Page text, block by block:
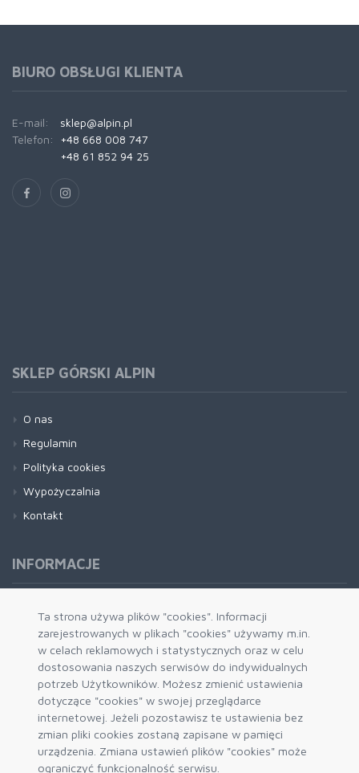
Ta strona używa plików "cookies". Informacji
zarejestrowanych w plikach "cookies" używamy m.in.
w celach reklamowych i statystycznych oraz w celu
dostosowania naszych serwisów do indywidualnych
potrzeb Użytkowników. Możesz zmienić ustawienia
dotyczące "cookies" w swojej przeglądarce
internetowej. Jeżeli pozostawisz te ustawienia bez
zmian pliki cookies zostaną zapisane w pamięci
urządzenia. Zmiana ustawień plików "cookies" może
ograniczyć funkcjonalność serwisu.
BIURO OBSŁUGI KLIENTA
E-mail:
sklep@alpin.pl
Telefon:
+48 668 008 747
+48 61 852 94 25
SKLEP GÓRSKI ALPIN
O nas
Regulamin
Polityka cookies
Wypożyczalnia
Kontakt
INFORMACJE
Formy płatności
Dostawa i wysyłka
Zwrot i wymiana
System rabatowy
Kody rabatowe
Blog